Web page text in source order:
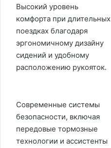
Высокий уровень
комфорта при длительных
поездках благодаря
эргономичному дизайну
сидений и удобному
расположению рукояток.
Современные системы
безопасности, включая
передовые тормозные
технологии и ассистенты